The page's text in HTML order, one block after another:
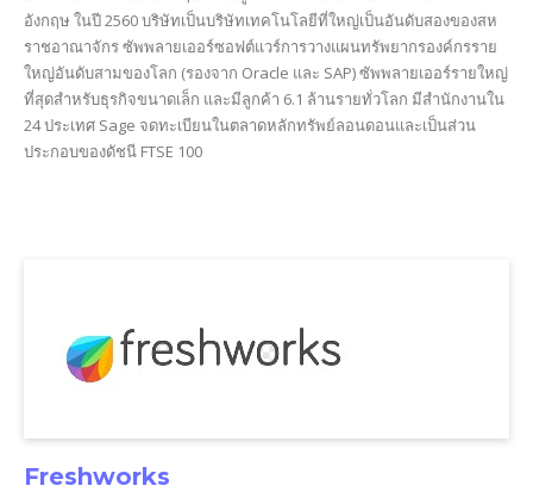
อังกฤษ ในปี 2560 บริษัทเป็นบริษัทเทคโนโลยีที่ใหญ่เป็นอันดับสองของสห
ราชอาณาจักร ซัพพลายเออร์ซอฟต์แวร์การวางแผนทรัพยากรองค์กรราย
ใหญ่อันดับสามของโลก (รองจาก Oracle และ SAP) ซัพพลายเออร์รายใหญ่
ที่สุดสำหรับธุรกิจขนาดเล็ก และมีลูกค้า 6.1 ล้านรายทั่วโลก มีสำนักงานใน
24 ประเทศ Sage จดทะเบียนในตลาดหลักทรัพย์ลอนดอนและเป็นส่วน
ประกอบของดัชนี FTSE 100
Freshworks